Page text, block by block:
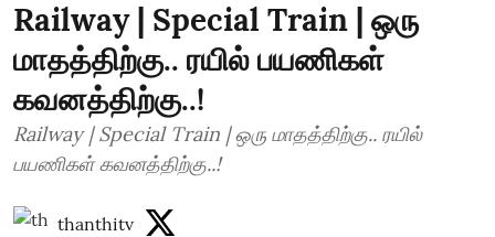
Railway | Special Train | ஒரு
மாதத்திற்கு.. ரயில் பயணிகள்
கவனத்திற்கு..!
Railway | Special Train | ஒரு மாதத்திற்கு.. ரயில்
பயணிகள் கவனத்திற்கு..!
thanthitv